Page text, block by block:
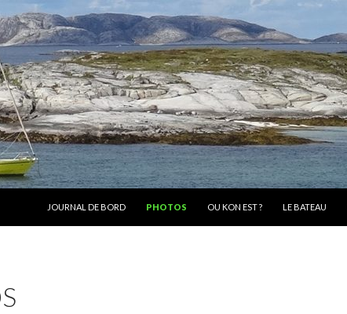
JOURNAL DE BORD
PHOTOS OU KON EST ? LE BATEAU